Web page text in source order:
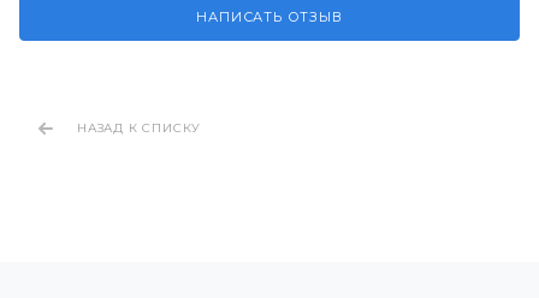
НАПИСАТЬ ОТЗЫВ
НАЗАД К СПИСКУ